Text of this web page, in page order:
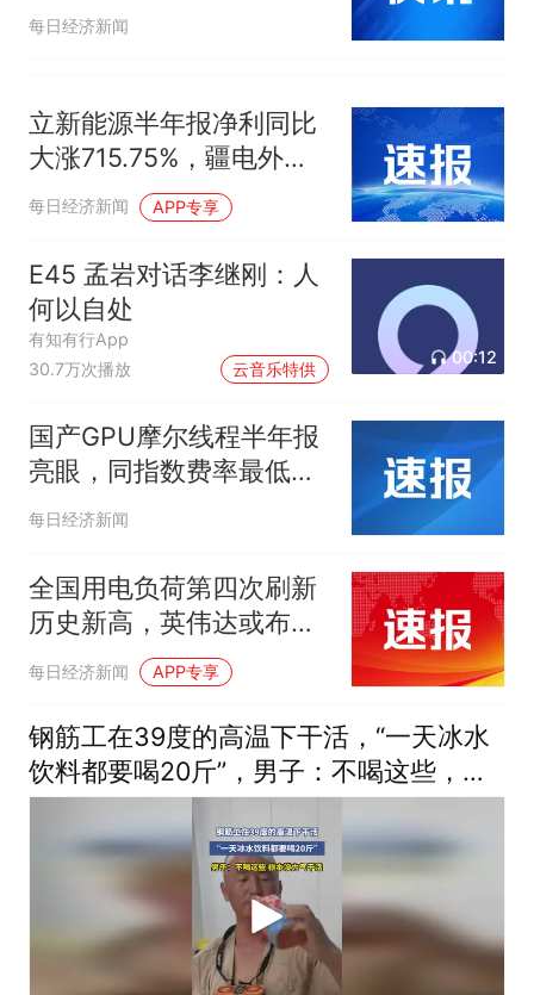
每日经济新闻
立新能源半年报净利同比
大涨715.75%，疆电外
送、补贴回款贡献增量
每日经济新闻 APP专享
E45 孟岩对话李继刚：人
何以自处
有知有行App
30.7万次播放
云音乐特供
00:12
国产GPU摩尔线程半年报
亮眼，同指数费率最低的
科创芯片ETF（588290）
每日经济新闻
全国用电负荷第四次刷新
历史新高，英伟达或布局
AI算力电力基建
每日经济新闻 APP专享
钢筋工在39度的高温下干活，“一天冰水
饮料都要喝20斤”，男子：不喝这些，根
本没力气干活